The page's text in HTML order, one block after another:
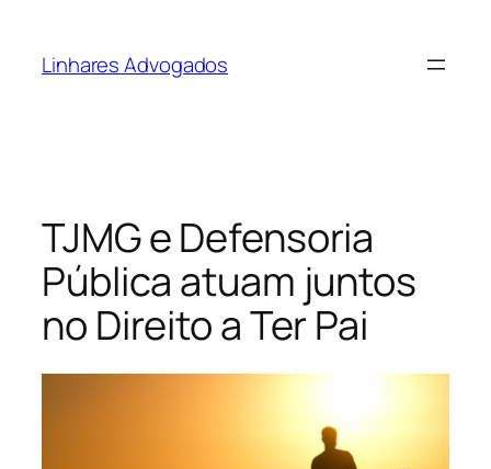
Linhares Advogados
TJMG e Defensoria
Pública atuam juntos
no Direito a Ter Pai